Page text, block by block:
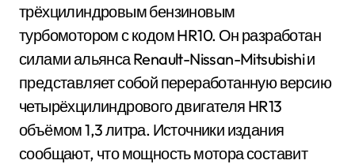
трёхцилиндровым бензиновым
турбомотором с кодом HR10. Он разработан
силами альянса Renault-Nissan-Mitsubishi и
представляет собой переработанную версию
четырёхцилиндрового двигателя HR13
объёмом 1,3 литра. Источники издания
сообщают, что мощность мотора составит